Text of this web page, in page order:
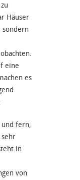
Häuser
eine
es
und fern,
in
von